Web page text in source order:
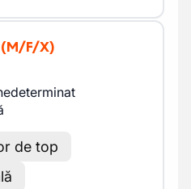
(M/F/X)
de top